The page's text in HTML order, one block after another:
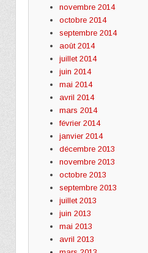
novembre 2014
octobre 2014
septembre 2014
août 2014
juillet 2014
juin 2014
mai 2014
avril 2014
mars 2014
février 2014
janvier 2014
décembre 2013
novembre 2013
octobre 2013
septembre 2013
juillet 2013
juin 2013
mai 2013
avril 2013